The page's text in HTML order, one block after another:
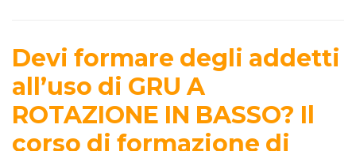
Devi formare degli addetti
all’uso di GRU A
ROTAZIONE IN BASSO? Il
corso di formazione di